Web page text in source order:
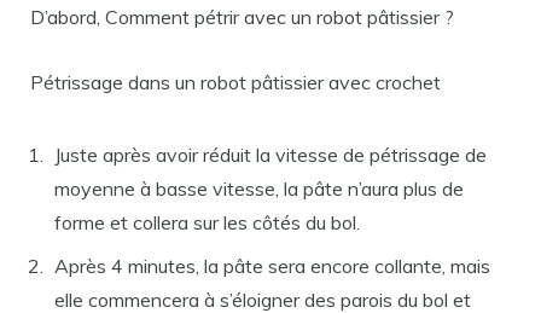
D’abord, Comment pétrir avec un robot pâtissier ?
Pétrissage dans un robot pâtissier avec crochet
Juste après avoir réduit la vitesse de pétrissage de
moyenne à basse vitesse, la pâte n’aura plus de
forme et collera sur les côtés du bol.
Après 4 minutes, la pâte sera encore collante, mais
elle commencera à s’éloigner des parois du bol et